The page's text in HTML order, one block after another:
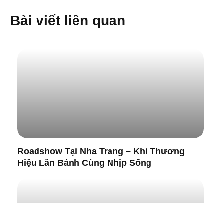
Bài viết liên quan
Roadshow Tại Nha Trang – Khi Thương
Hiệu Lăn Bánh Cùng Nhịp Sống